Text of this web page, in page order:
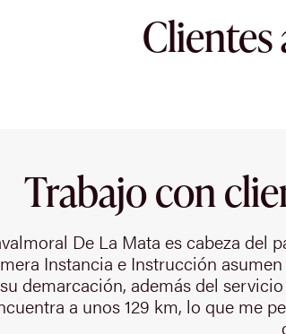
Clientes
Trabajo con
De La Mata es cabeza del
Instancia e Instrucción
demarcación, además del
a unos 129 km, lo que me